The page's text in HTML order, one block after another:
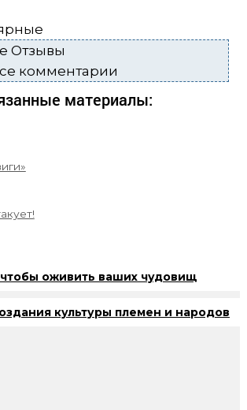
Отзывы
комментарии
материалы:
оживить ваших чудовищ
культуры племен и народов